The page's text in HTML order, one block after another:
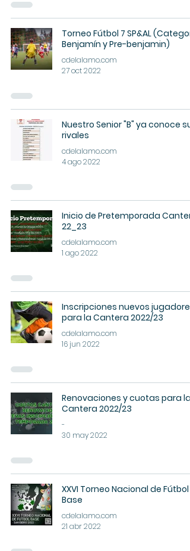
Torneo Fútbol 7 SP&AL
Benjamín y Pre-benjamin)
cdelalamo.com
27 oct 2022
Nuestro Senior "B" ya conoce
rivales
cdelalamo.com
4 ago 2022
Inicio de Pretemporada
22_23
cdelalamo.com
1 ago 2022
Inscripciones nuevos jugadores
para la Cantera 2022/23
cdelalamo.com
16 jun 2022
Renovaciones y cuotas para la
Cantera 2022/23
-
30 may 2022
XXVI Torneo Nacional de Fútbol
Base
cdelalamo.com
21 abr 2022